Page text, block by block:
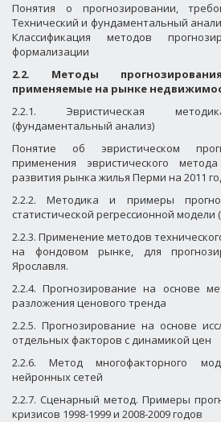
Понятия о прогнозировании,
Технический и фундаментальный
Классификация методов
формализации
2.2. Методы
применяемые на рынке
2.2.1. Эвристическая
(фундаментальный анализ)
Понятие об эвристическом
применения эвристического
развития рынка жилья Перми на 2011
2.2.2. Методика и примеры
статистической регрессионной модели
2.2.3. Применение методов
на фондовом рынке, для
Ярославля.
2.2.4.Прогнозирование на основе
разложения ценового тренда
2.2.5. Прогнозирование на основе
отдельных факторов с динамикой цен
2.2.6. Метод многофакторного
нейронных сетей
2.2.7. Сценарный метод. Примеры
кризисов 1998-1999 и 2008-2009 годов